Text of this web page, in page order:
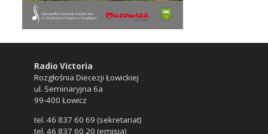
Radio Victoria
Rozgłośnia Diecezji Łowickiej
ul. Seminaryjna 6a
99-400 Łowicz
tel. 46 837 60 69 (sekretariat)
tel. 46 837 60 20 (emisja)